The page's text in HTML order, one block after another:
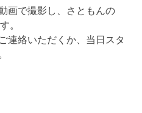
画で撮影し、さともんの
。
連絡いただくか、当日スタ